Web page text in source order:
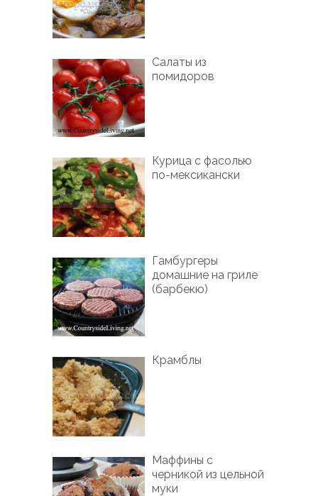
Салаты из
помидоров
Курица с фасолью
по-мексикански
Гамбургеры
домашние на гриле
(барбекю)
Крамблы
Маффины с
черникой из цельной
муки